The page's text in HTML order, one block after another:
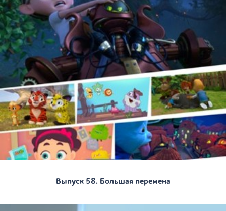
Выпуск 58. Большая перемена